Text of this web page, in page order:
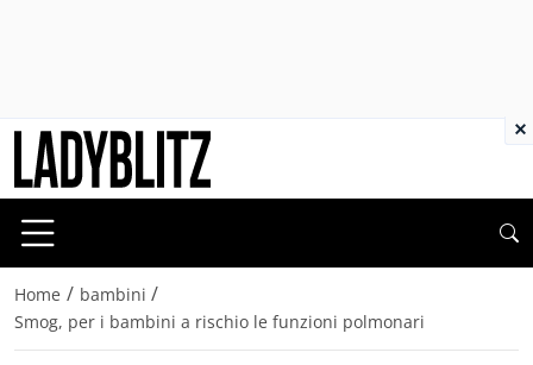
Home / bambini /
Smog, per i bambini a rischio le funzioni polmonari
×